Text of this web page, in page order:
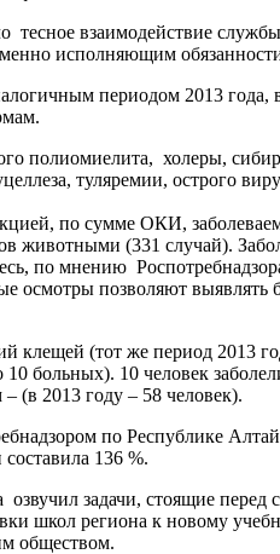
взаимодействие
исполняющим
периодом 2013 года,
полиомиелита, холеры,
туляремии, острого
по сумме ОКИ,
животными (331 случай).
по мнению
осмотры позволяют
клещей (тот же период 2013
больных). 10 человек
(в 2013 году – 58 человек).
по Республике
136 %.
озвучил задачи, стоящие
школ региона к новому
обществом.